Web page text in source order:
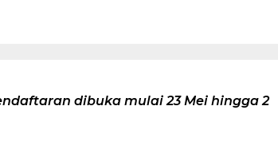
dibuka mulai 23 Mei hingga 2